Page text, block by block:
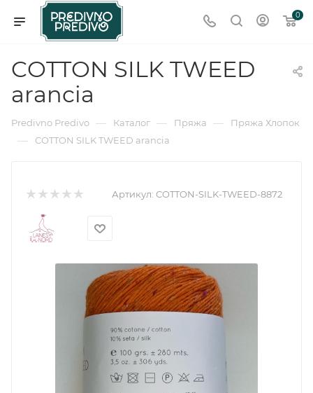
0
COTTON SILK TWEED
arancia
Predivno Predivo — Каталог — Пряжа — Пряжа Хлопок
— COTTON SILK TWEED arancia
Артикул: COTTON-SILK-TWEED-8872